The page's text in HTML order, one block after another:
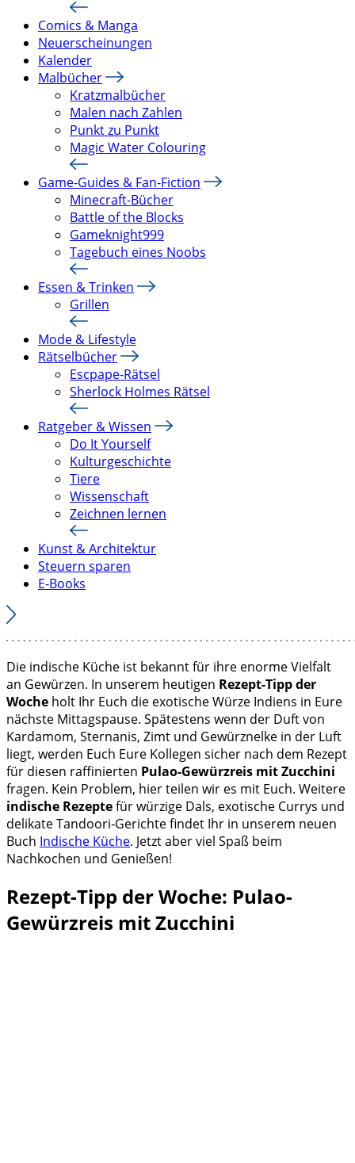
Comics & Manga
Neuerscheinungen
Kalender
Malbücher
Kratzmalbücher
Malen nach Zahlen
Punkt zu Punkt
Magic Water Colouring
Game-Guides & Fan-Fiction
Minecraft-Bücher
Battle of the Blocks
Gameknight999
Tagebuch eines Noobs
Essen & Trinken
Grillen
Mode & Lifestyle
Rätselbücher
Escpape-Rätsel
Sherlock Holmes Rätsel
Ratgeber & Wissen
Do It Yourself
Kulturgeschichte
Tiere
Wissenschaft
Zeichnen lernen
Kunst & Architektur
Steuern sparen
E-Books
Die indische Küche ist bekannt für ihre enorme Vielfalt
an Gewürzen. In unserem heutigen Rezept-Tipp der
Woche holt Ihr Euch die exotische Würze Indiens in Eure
nächste Mittagspause. Spätestens wenn der Duft von
Kardamom, Sternanis, Zimt und Gewürznelke in der Luft
liegt, werden Euch Eure Kollegen sicher nach dem Rezept
für diesen raffinierten Pulao-Gewürzreis mit Zucchini
fragen. Kein Problem, hier teilen wir es mit Euch. Weitere
indische Rezeptefürwürzige Dals, exotische Currys und
delikate Tandoori-Gerichtefindet Ihr in unserem neuen
Buch Indische Küche. Jetzt aber viel Spaß beim
Nachkochen und Genießen!
Rezept-Tipp der Woche: Pulao-
Gewürzreis mit Zucchini